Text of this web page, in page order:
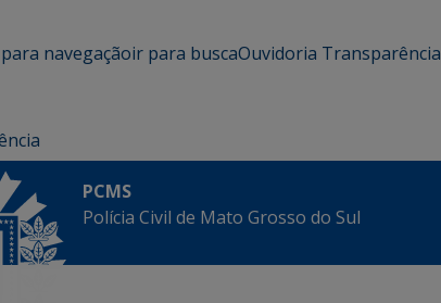
navegaçãoir para buscaOuvidoria Transparência
PCMS
Polícia Civil de Mato Grosso do Sul